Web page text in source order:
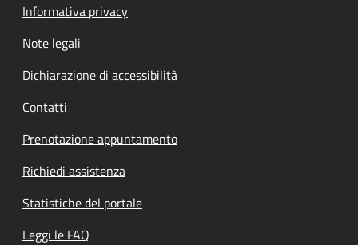
Informativa privacy
Note legali
Dichiarazione di accessibilità
Contatti
Prenotazione appuntamento
Richiedi assistenza
Statistiche del portale
Leggi le FAQ